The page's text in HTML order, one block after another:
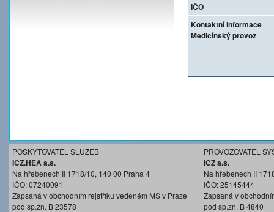
IČO
Kontaktní informace
Medicínský provoz
POSKYTOVATEL SLUŽEB
ICZ.HEA a.s.
Na hřebenech II 1718/10, 140 00 Praha 4
IČO: 07240091
Zapsaná v obchodním rejstříku vedeném MS v Praze
pod sp.zn. B 23578
PROVOZOVATEL
ICZ a.s.
Na hřebenech II
IČO: 25145444
Zapsaná v
pod sp.zn. B 4840